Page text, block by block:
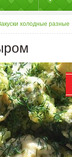
холодные разные